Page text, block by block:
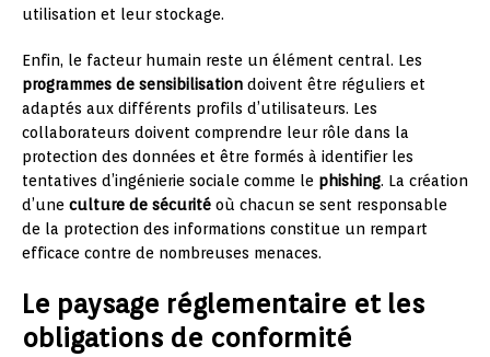
utilisation et leur stockage.
Enfin, le facteur humain reste un élément central. Les
programmes de sensibilisation doivent être réguliers et
adaptés aux différents profils d’utilisateurs. Les
collaborateurs doivent comprendre leur rôle dans la
protection des données et être formés à identifier les
tentatives d’ingénierie sociale comme le phishing. La création
d’une culture de sécurité où chacun se sent responsable
de la protection des informations constitue un rempart
efficace contre de nombreuses menaces.
Le paysage réglementaire et les
obligations de conformité